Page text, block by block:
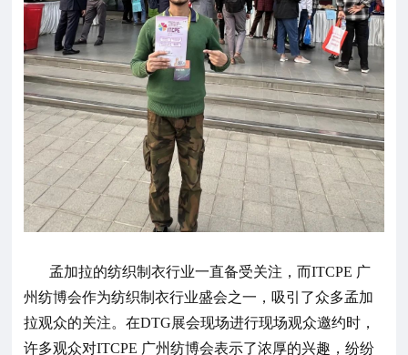
孟加拉的纺织制衣行业一直备受关注，而ITCPE 广
州纺博会作为纺织制衣行业盛会之一，吸引了众多孟加
拉观众的关注。在DTG展会现场进行现场观众邀约时，
许多观众对ITCPE 广州纺博会表示了浓厚的兴趣，纷纷